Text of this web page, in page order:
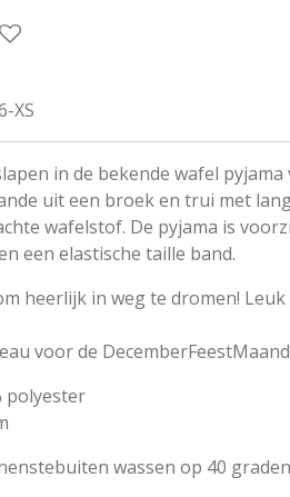
XS
in de bekende wafel
uit een broek en trui met
wafelstof. De pyjama is
een elastische taille band.
heerlijk in weg te dromen!
voor de
polyester
wassen op 40